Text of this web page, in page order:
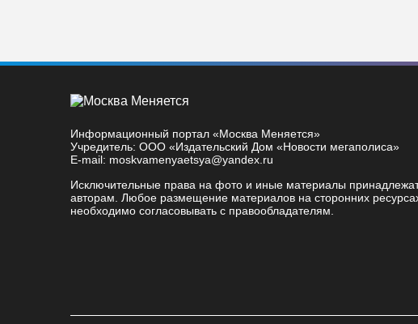
Информационный портал «Москва Меняется»
Учредитель: ООО «Издательский Дом «Новости мегаполиса»
E-mail: moskvamenyaetsya@yandex.ru
Исключительные права на фото и иные материалы
авторам. Любое размещение материалов на сторонних
необходимо согласовывать с правообладателям.